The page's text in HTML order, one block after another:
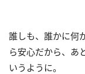
誰しも、誰かに何
ら安心だから、
いうように。